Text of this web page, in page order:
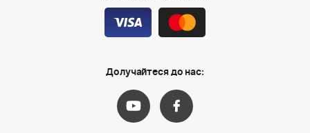
Долучайтеся до нас: